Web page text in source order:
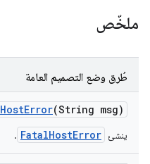
ملخّص
طُرق وضع التصميم العامة
HostError(String msg)
ينشئ FatalHostError
.